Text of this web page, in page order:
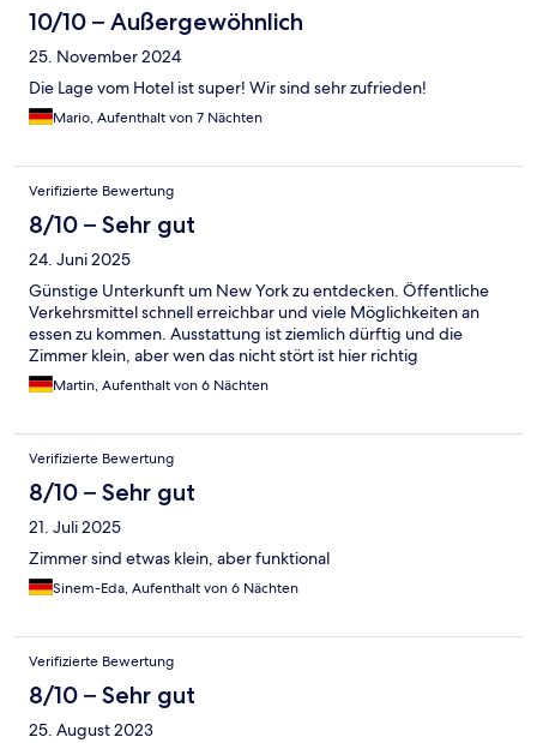
10/10 – Außergewöhnlich
25. November 2024
Die Lage vom Hotel ist super! Wir sind sehr zufrieden!
Mario, Aufenthalt von 7 Nächten
Verifizierte Bewertung
8/10 – Sehr gut
24. Juni 2025
Günstige Unterkunft um New York zu entdecken. Öffentliche
Verkehrsmittel schnell erreichbar und viele Möglichkeiten an
essen zu kommen. Ausstattung ist ziemlich dürftig und die
Zimmer klein, aber wen das nicht stört ist hier richtig
Martin, Aufenthalt von 6 Nächten
Verifizierte Bewertung
8/10 – Sehr gut
21. Juli 2025
Zimmer sind etwas klein, aber funktional
Sinem-Eda, Aufenthalt von 6 Nächten
Verifizierte Bewertung
8/10 – Sehr gut
25. August 2023